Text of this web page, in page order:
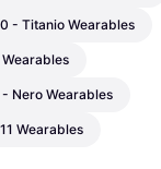
- Titanio Wearables
Nero Wearables
Wearables